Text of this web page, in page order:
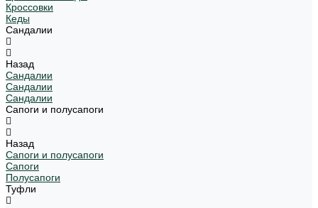
Кроссовки
Кеды
Сандалии
Назад
Сандалии
Сандалии
Сандалии
Сапоги и полусапоги
Назад
Сапоги и полусапоги
Сапоги
Полусапоги
Туфли